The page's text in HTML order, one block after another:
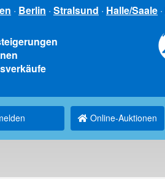
· Berlin · Stralsund · Halle/Saale ·
Online-Auktionen